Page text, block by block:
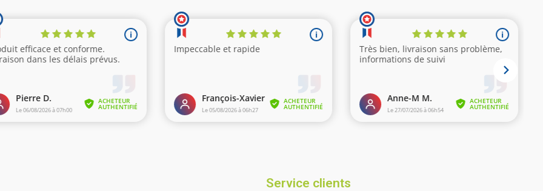
Service clients